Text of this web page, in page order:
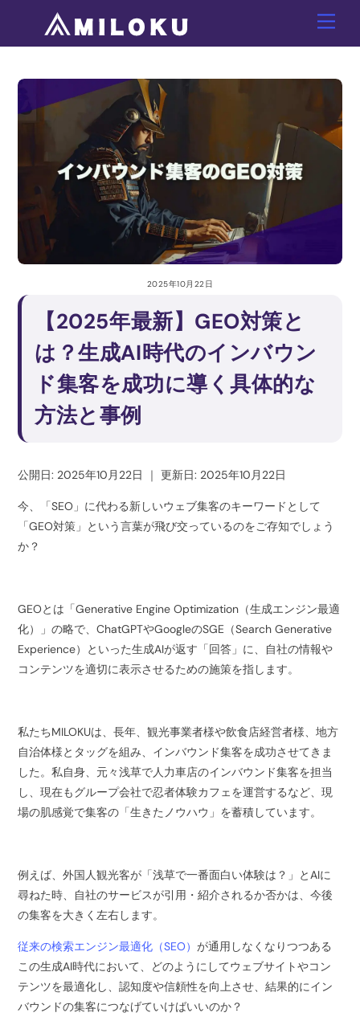
content
2025年10月22日
【2025年最新】GEO対策と
は？生成AI時代のインバウン
ド集客を成功に導く具体的な
方法と事例
公開日: 2025年10月22日 ｜更新日: 2025年10月22日
今、「SEO」に代わる新しいウェブ集客のキーワードとして
「GEO対策」という言葉が飛び交っているのをご存知でしょう
か？
GEOとは「Generative Engine Optimization（生成エンジン最適
化）」の略で、ChatGPTやGoogleのSGE（Search Generative
Experience）といった生成AIが返す「回答」に、自社の情報や
コンテンツを適切に表示させるための施策を指します。
私たちMILOKUは、長年、観光事業者様や飲食店経営者様、地方
自治体様とタッグを組み、インバウンド集客を成功させてきま
した。私自身、元々浅草で人力車店のインバウンド集客を担当
し、現在もグループ会社で忍者体験カフェを運営するなど、現
場の肌感覚で集客の「生きたノウハウ」を蓄積しています。
例えば、外国人観光客が「浅草で一番面白い体験は？」とAIに
尋ねた時、自社のサービスが引用・紹介されるか否かは、今後
の集客を大きく左右します。
従来の検索エンジン最適化（SEO）が通用しなくなりつつある
この生成AI時代において、どのようにしてウェブサイトやコン
テンツを最適化し、認知度や信頼性を向上させ、結果的にイン
バウンドの集客につなげていけばいいのか？